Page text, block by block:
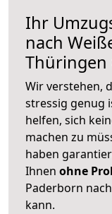
Ihr
nach
Thüringen
Wir verstehen,
stressig genug
helfen, sich
machen zu
haben
Ihnen ohne
Paderborn
kann.